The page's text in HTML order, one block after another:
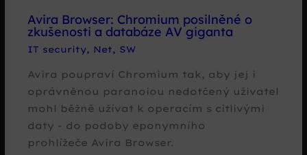
Avira Browser: Chromium posilněné o
zkušenosti a databáze AV giganta
IT security, Net, SW
Avira poupraví Chromium tak, aby jej i
oprávněnou paranoiou nedotčený uživatel
mohl běžně užívat k operacím s citlivými
daty - do podoby eponymního
prohlížeče Avira Browser.